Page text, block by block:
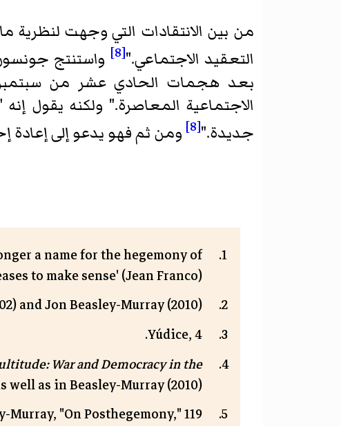
من بين الانتقادات التي وجهت
التعقيد الاجتماعي."[8]
واستنتج
بعد هجمات الحادي عشر من سبتمبر
الاجتماعية المعاصرة." ولكنه يقول
جديدة."[8] ومن ثم فهو يدعو إلى إعادة
a name for the hegemony of
to make sense' (Jean Franco)."
and Jon Beasley-Murray (2010).
Yúdice, 4.
War and Democracy in the
well as in Beasley-Murray (2010).
Murray, "On Posthegemony," 119.